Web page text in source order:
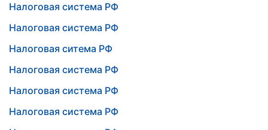
Налоговая система РФ
Налоговая система РФ
Налоговая ситема РФ
Налоговая система РФ
Налоговая система РФ
Налоговая система РФ